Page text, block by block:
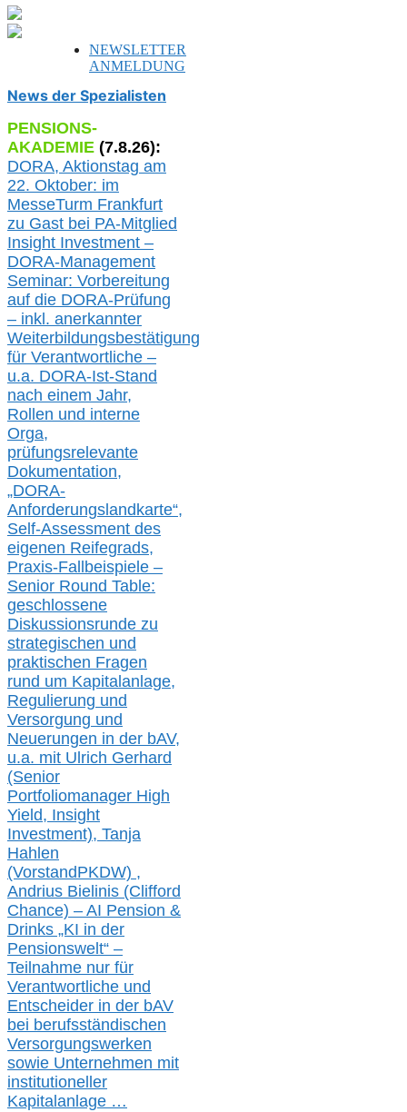
NEWSLETTER
ANMELDUNG
News der Spezialisten
PENSIONS-
AKADEMIE (7.8.26):
DORA, Aktionstag am
22. Oktober: im
MesseTurm Frankfurt
zu Gast bei PA-Mitglied
Insight Investment –
DORA-Management
Seminar: Vorbereitung
auf die DORA-Prüfung
– inkl. anerkannter
Weiterbildungsbestätigung
für Verantwortliche –
u.a. DORA-Ist-Stand
nach einem Jahr,
Rollen und interne
Orga,
prüfungsrelevante
Dokumentation,
„DORA-
Anforderungslandkarte“,
Self-Assessment des
eigenen Reifegrads,
Praxis-Fallbeispiele –
Senior Round Table:
geschlossene
Diskussionsrunde zu
strategischen und
praktischen Fragen
rund um Kapitalanlage,
Regulierung und
Versorgung und
Neuerungen in der bAV,
u.a. mit Ulrich Gerhard
(Senior
Portfoliomanager High
Yield, Insight
Investment), Tanja
Hahlen
(VorstandPKDW) ,
Andrius Bielinis (Clifford
Chance) – AI Pension &
Drinks „KI in der
Pensionswelt“ –
Teilnahme nur für
Verantwortliche und
Entscheider in der bAV
bei berufsständischen
Versorgungswerken
sowie Unternehmen mit
institutioneller
Kapitalanlage …